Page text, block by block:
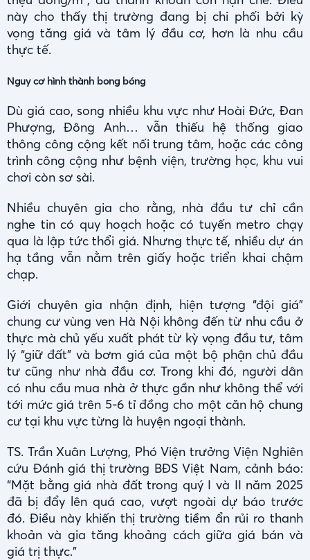
này cho thấy thị trường đang bị chi phối bởi kỳ
vọng tăng giá và tâm lý đầu cơ, hơn là nhu cầu
thực tế.
Nguy cơ hình thành bong bóng
Dù giá cao, song nhiều khu vực như Hoài Đức, Đan
Phượng, Đông Anh… vẫn thiếu hệ thống giao
thông công cộng kết nối trung tâm, hoặc các công
trình công cộng như bệnh viện, trường học, khu vui
chơi còn sơ sài.
Nhiều chuyên gia cho rằng, nhà đầu tư chỉ cần
nghe tin có quy hoạch hoặc có tuyến metro chạy
qua là lập tức thổi giá. Nhưng thực tế, nhiều dự án
hạ tầng vẫn nằm trên giấy hoặc triển khai chậm
chạp.
Giới chuyên gia nhận định, hiện tượng “đội giá”
chung cư vùng ven Hà Nội không đến từ nhu cầu ở
thực mà chủ yếu xuất phát từ kỳ vọng đầu tư, tâm
lý “giữ đất” và bơm giá của một bộ phận chủ đầu
tư cũng như nhà đầu cơ. Trong khi đó, người dân
có nhu cầu mua nhà ở thực gần như không thể với
tới mức giá trên 5-6 tỉ đồng cho một căn hộ chung
cư tại khu vực từng là huyện ngoại thành.
TS. Trần Xuân Lượng, Phó Viện trưởng Viện Nghiên
cứu Đánh giá thị trường BĐS Việt Nam, cảnh báo:
“Mặt bằng giá nhà đất trong quý I và II năm 2025
đã bị đẩy lên quá cao, vượt ngoài dự báo trước
đó. Điều này khiến thị trường tiềm ẩn rủi ro thanh
khoản và gia tăng khoảng cách giữa giá bán và
giá trị thực.”